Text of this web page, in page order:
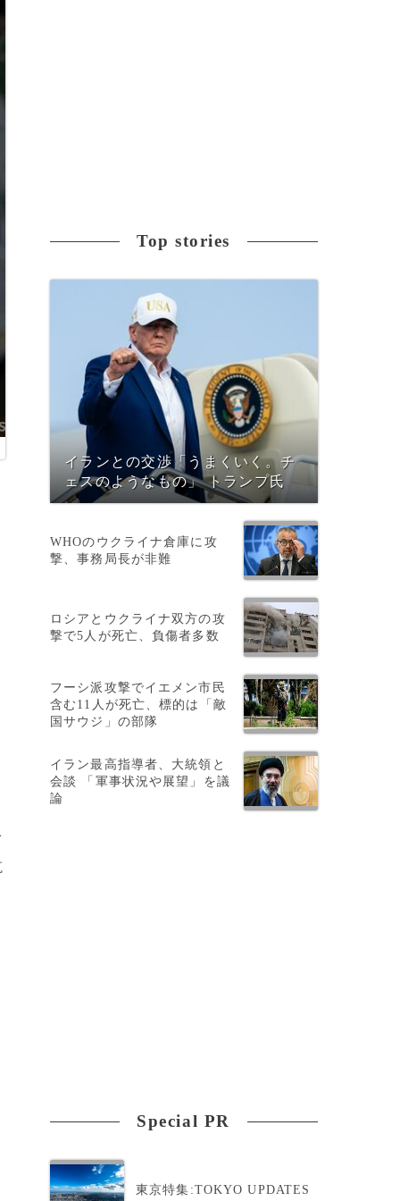
Top stories
イランとの交渉「うまくいく。チ
ェスのようなもの」 トランプ氏
WHOのウクライナ倉庫に攻
撃、事務局長が非難
ロシアとウクライナ双方の攻
撃で5人が死亡、負傷者多数
フーシ派攻撃でイエメン市民
含む11人が死亡、標的は「敵
国サウジ」の部隊
イラン最高指導者、大統領と
会談 「軍事状況や展望」を議
論
Special PR
東京特集:TOKYO UPDATES